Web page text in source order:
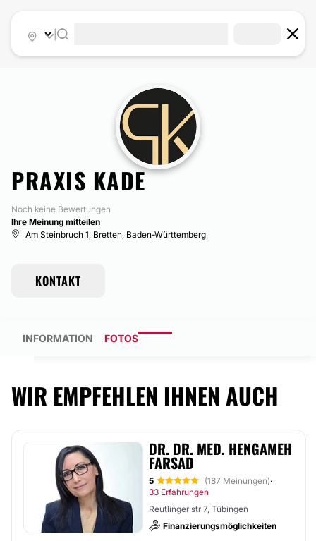
PRAXIS KADE
Noch keine Bewertungen
Ihre Meinung mitteilen
Am Steinbruch 1, Bretten, Baden-Württemberg
KONTAKT
INFORMATION FOTOS
WIR EMPFEHLEN IHNEN AUCH
DR. DR. MED. HENGAMEH
FARSAD
5 (187 Meinungen)·
33 Erfahrungen
Reutlinger str 7, Tübingen
Finanzierungsmöglichkeiten